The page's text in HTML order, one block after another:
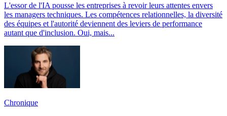
L'essor de l'IA pousse les entreprises à revoir leurs attentes envers
les managers techniques. Les compétences relationnelles, la diversité
des équipes et l'autorité deviennent des leviers de performance
autant que d'inclusion. Oui, mais...
Chronique